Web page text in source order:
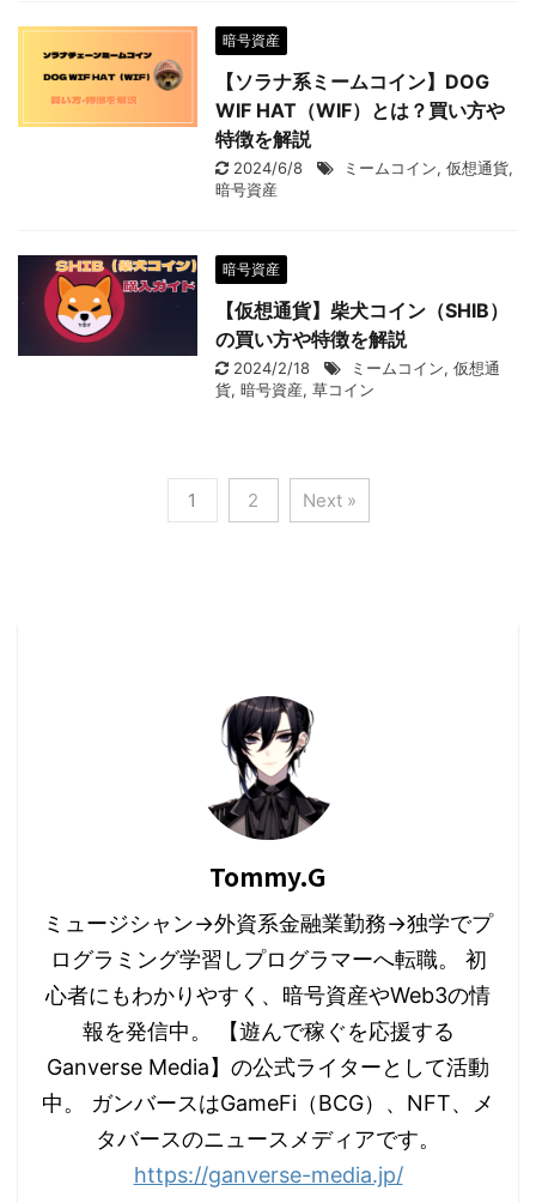
暗号資産
【ソラナ系ミームコイン】DOG
WIF HAT（WIF）とは？買い方や
特徴を解説
2024/6/8 ミームコイン, 仮想通貨,
暗号資産
暗号資産
【仮想通貨】柴犬コイン（SHIB）
の買い方や特徴を解説
2024/2/18 ミームコイン, 仮想通
貨, 暗号資産, 草コイン
1 2 Next »
Tommy.G
ミュージシャン→外資系金融業勤務→独学でプ
ログラミング学習しプログラマーへ転職。 初
心者にもわかりやすく、暗号資産やWeb3の情
報を発信中。 【遊んで稼ぐを応援する
Ganverse Media】の公式ライターとして活動
中。 ガンバースはGameFi（BCG）、NFT、メ
タバースのニュースメディアです。
https://ganverse-media.jp/